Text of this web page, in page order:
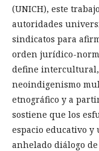
(UNICH), este
autoridades
sindicatos para
orden jurídico-
define
neoindigenismo
etnográfico y a
sostiene que los
espacio educativo
anhelado diálogo